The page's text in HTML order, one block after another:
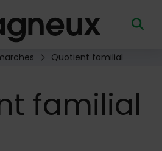
Retour à l'accueil
Quotient familial
familial